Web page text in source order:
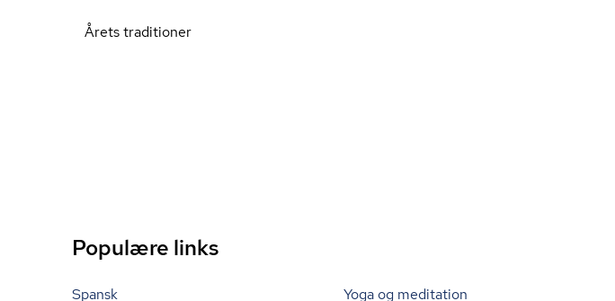
Årets traditioner
Populære links
Spansk Yoga og meditation